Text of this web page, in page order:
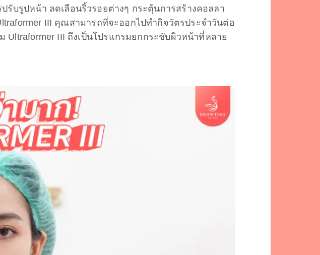
บรูปหน้า ลดเลือนริ้วรอยต่างๆ กระตุ้นการสร้างคอลลา
III คุณสามารถที่จะออกไปทำกิจวัตรประจำวันต่อ
III ถึงเป็นโปรแกรมยกกระชับผิวหน้าที่หลาย